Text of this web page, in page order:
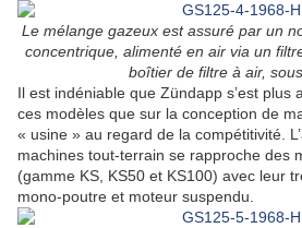
Le mélange gazeux est assuré par un
concentrique, alimenté en air via un
boîtier de filtre à air,
Il est indéniable que Zündapp s’est plus
ces modèles que sur la conception de
« usine » au regard de la compétitivité.
machines tout-terrain se rapproche des
(gamme KS, KS50 et KS100) avec leur
mono-poutre et moteur suspendu.